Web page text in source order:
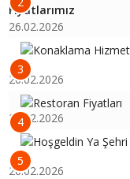
Fiyatlarımız
26.02.2026
3
26.02.2026
4
26.02.2026
5
26.02.2026